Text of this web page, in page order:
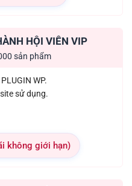
HỘI VIÊN VIP
sản phẩm
WP.
sử dụng.
không giới hạn)